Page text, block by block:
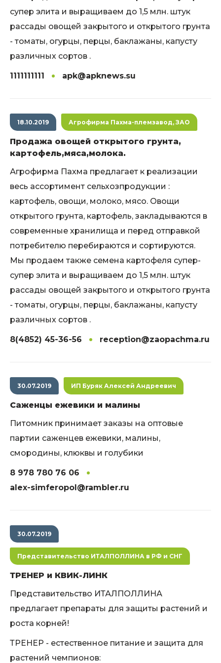
супер элита и выращиваем до 1,5 млн. штук
рассады овощей закрытого и открытого грунта
- томаты, огурцы, перцы, баклажаны, капусту
различных сортов .
1111111111 apk@apknews.su
18.10.2019 Агрофирма Пахма-племзавод, ЗАО
Продажа овощей открытого грунта,
картофель,мяса,молока.
Агрофирма Пахма предлагает к реализации
весь ассортимент сельхозпродукции :
картофель, овощи, молоко, мясо. Овощи
открытого грунта, картофель, закладываются в
современные хранилища и перед отправкой
потребителю перебираются и сортируются.
Мы продаем также семена картофеля супер-
супер элита и выращиваем до 1,5 млн. штук
рассады овощей закрытого и открытого грунта
- томаты, огурцы, перцы, баклажаны, капусту
различных сортов .
8(4852) 45-36-56 reception@zaopachma.ru
30.07.2019 ИП Буряк Алексей Андреевич
Саженцы ежевики и малины
Питомник принимает заказы на оптовые
партии саженцев ежевики, малины,
смородины, клюквы и голубики
8 978 780 76 06
alex-simferopol@rambler.ru
30.07.2019
Представительство ИТАЛПОЛЛИНА в РФ и СНГ
ТРЕНЕР и КВИК-ЛИНК
Представительство ИТАЛПОЛЛИНА
предлагает препараты для защиты растений и
роста корней!
ТРЕНЕР - естественное питание и защита для
растений чемпионов: